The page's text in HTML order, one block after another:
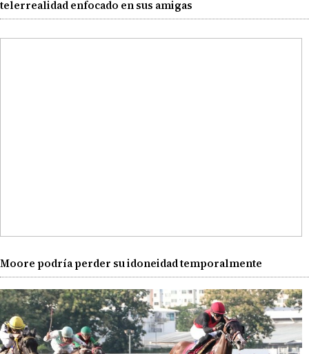
telerrealidad enfocado en sus amigas
Moore podría perder su idoneidad temporalmente